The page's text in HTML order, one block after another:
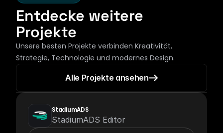
Entdecke weitere
Projekte
Unsere besten Projekte verbinden Kreativität,
Strategie, Technologie und modernes Design.
Alle Projekte ansehen
StadiumADS
StadiumADS Editor